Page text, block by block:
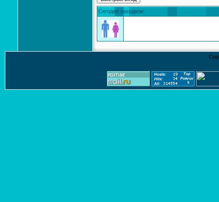
Сегодня заходили: